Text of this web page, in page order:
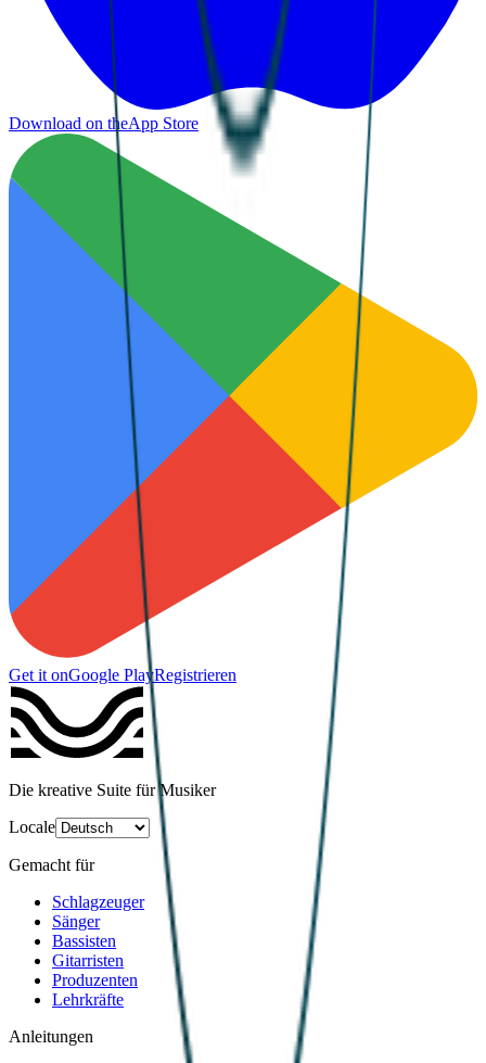
Download on theApp Store
Get it onGoogle PlayRegistrieren
Die kreative Suite für Musiker
Locale
Gemacht für
Schlagzeuger
Sänger
Bassisten
Gitarristen
Produzenten
Lehrkräfte
Anleitungen